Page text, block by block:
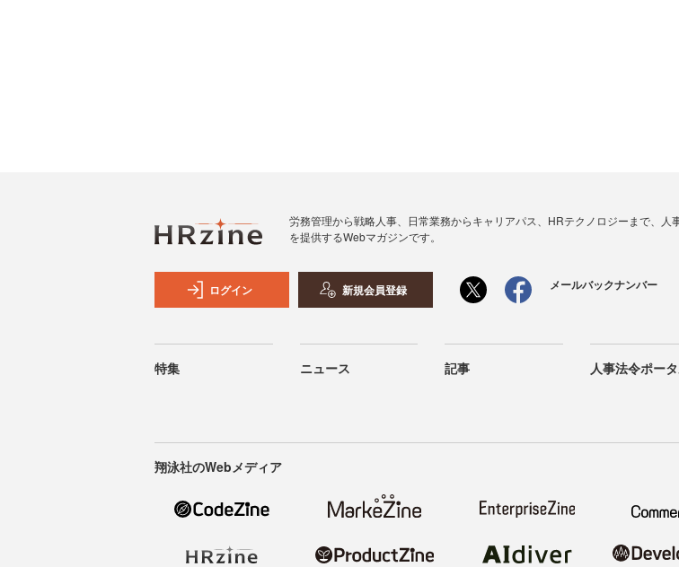
労務管理から戦略人事、日常業務からキャリアパス、HRテクノロジーまで、
を提供するWebマガジンです。
ログイン 新規会員登録 メールバックナンバー
特集 ニュース 記事 人事法令ポー
翔泳社のWebメディア